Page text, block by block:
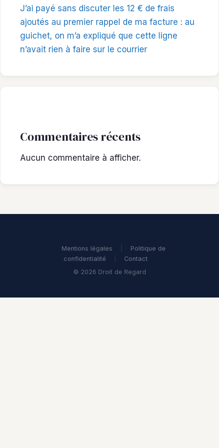
J’ai payé sans discuter les 12 € de frais
ajoutés au premier rappel de ma facture : au
guichet, on m’a expliqué que cette ligne
n’avait rien à faire sur le courrier
Commentaires récents
Aucun commentaire à afficher.
Mentions légales
Politique de
confidentialité
Contact
© 2026 Droit de Regard